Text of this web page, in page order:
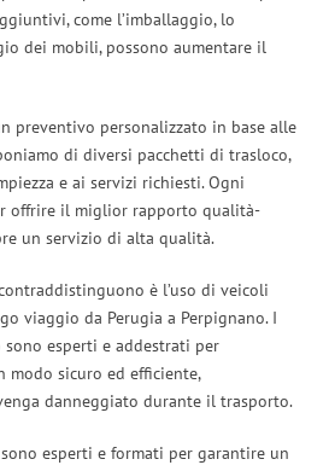
come l’imballaggio, lo
dei mobili, possono aumentare il
preventivo personalizzato in base alle
di diversi pacchetti di trasloco,
e ai servizi richiesti. Ogni
offrire il miglior rapporto qualità-
un servizio di alta qualità.
è l’uso di veicoli
viaggio da Perugia a Perpignano. I
esperti e addestrati per
sicuro ed efficiente,
danneggiato durante il trasporto.
esperti e formati per garantire un